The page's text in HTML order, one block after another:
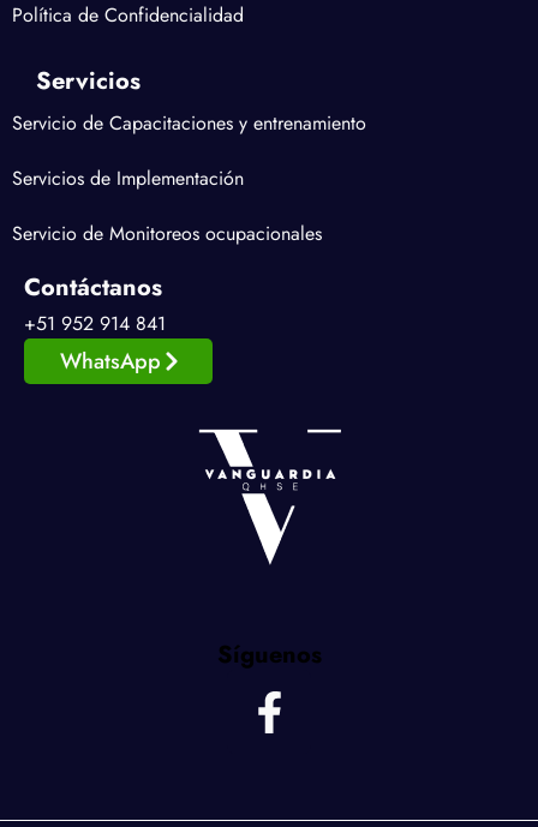
Política de Confidencialidad
Servicios
Servicio de Capacitaciones y entrenamiento
Servicios de Implementación
Servicio de Monitoreos ocupacionales
Contáctanos
+51 952 914 841
WhatsApp
Síguenos
F
a
e